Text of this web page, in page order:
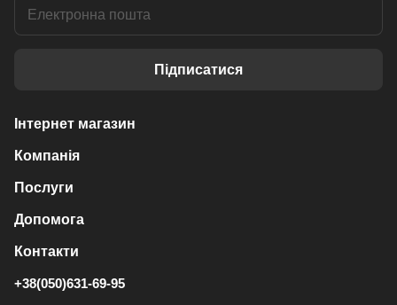
Підписатися
Інтернет магазин
Компанія
Послуги
Допомога
Контакти
+38(050)631-69-95